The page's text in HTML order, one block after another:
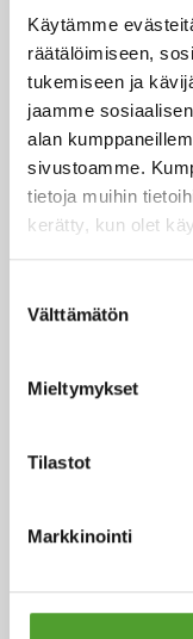
Käytämme
räätälöimiseen,
tukemiseen ja
jaamme
alan
sivustoamme.
tietoja muihin
kerätty, kun olet
valinta
Välttämätön
Mieltymykset
Tilastot
Markkinointi
Artikkeli
Mistä
Maku on aistien
elintarvikkeista,